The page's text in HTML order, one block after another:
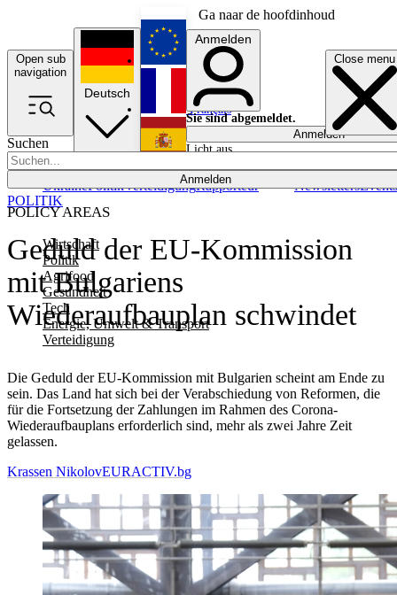
Ga naar de hoofdinhoud
Open sub
navigation
Close menu
Suchen
Anmelden
POLICY AREAS
Wirtschaft
Politik
Agrifood
Gesundheit
Tech
Energie, Umwelt & Transport
Verteidigung
UkrainePolitikVerteidigungRapporteur NewslettersEvents
Deutsch
English
Français
Anmelden
Sie sind abgemeldet.
Anmelden
Licht aus
Geduld der EU-Kommission
mit Bulgariens
Wiederaufbauplan schwindet
Die Geduld der EU-Kommission mit Bulgarien scheint am Ende zu
sein. Das Land hat sich bei der Verabschiedung von Reformen, die
für die Fortsetzung der Zahlungen im Rahmen des Corona-
Wiederaufbauplans erforderlich sind, mehr als zwei Jahre Zeit
gelassen.
POLITIK
Krassen NikolovEURACTIV.bg